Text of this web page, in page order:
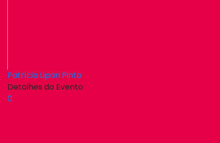
Patrícia Lipari Pinto
Detalhes do Evento
0